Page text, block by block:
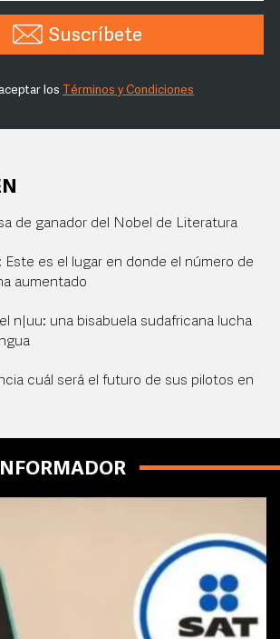
Suscríbete
los Términos y Condiciones
de ganador del Nobel de Literatura
Este es el lugar en donde el número de
aumentado
n|uu: una bisabuela sudafricana lucha
cuál será el futuro de sus pilotos en